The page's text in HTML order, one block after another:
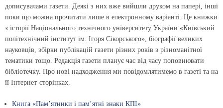
дописувачами газети. Деякі з них вже вийшли друком на папері, інші
поки що можна прочитати лише в електронному варіанті. Це книжки
з історії Національного технічного університету України «Київський
політехнічний інститут ім. Ігоря Сікорського», біографії великих
науковців, збірки публікацій газети різних років з різноманітної
тематики тощо. Редакція газети планує час від часу поповнювати
бібліотечку. Про нові надходження ми повідомлятимемо в газеті та на
її Інтернет-сторінках.
Книга «Пам’ятники і пам’ятні знаки КПІ»